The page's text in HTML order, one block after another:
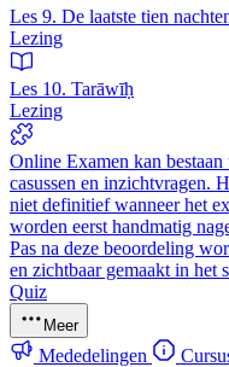
Les 9. De laatste tien
Lezing
Les 10. Tarāwīḥ
Lezing
Online Examen kan
casussen en inzichtvragen.
niet definitief wanneer het
worden eerst handmatig
Pas na deze beoordeling
en zichtbaar gemaakt in het
Quiz
Meer
Mededelingen